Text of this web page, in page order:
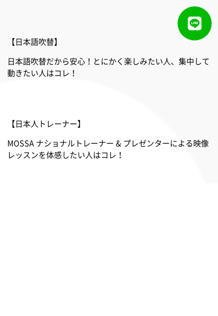
【日本語吹替】
日本語吹替だから安心！とにかく楽しみたい人、集中して
動きたい人はコレ！
【日本人トレーナー】
MOSSA ナショナルトレーナー & プレゼンターによる映像
レッスンを体感したい人はコレ！